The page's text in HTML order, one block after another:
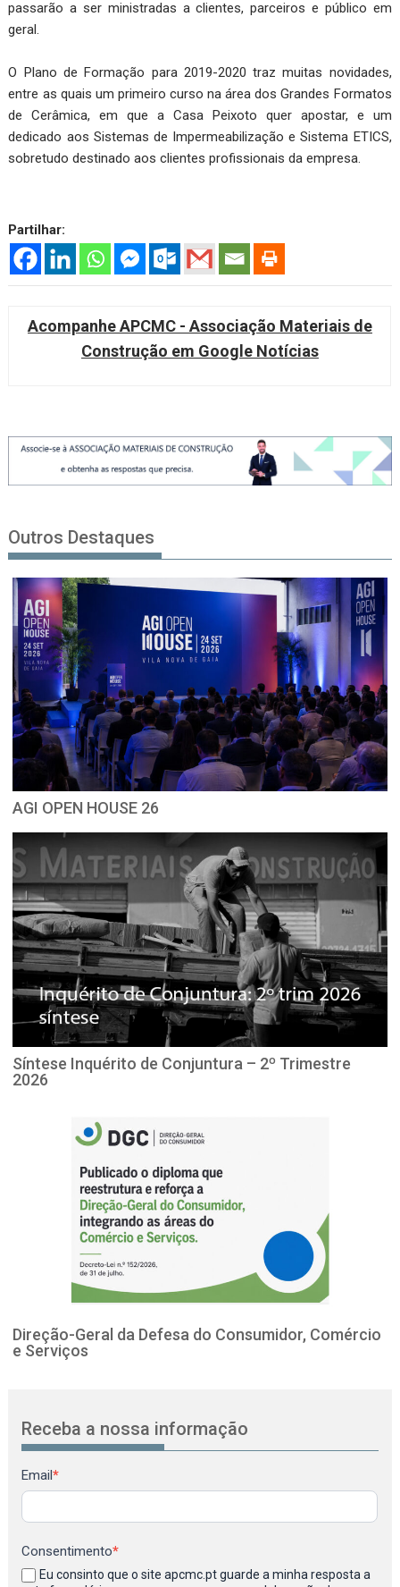
passarão a ser ministradas a clientes, parceiros e público em
geral.
O Plano de Formação para 2019-2020 traz muitas novidades,
entre as quais um primeiro curso na área dos Grandes Formatos
de Cerâmica, em que a Casa Peixoto quer apostar, e um
dedicado aos Sistemas de Impermeabilização e Sistema ETICS,
sobretudo destinado aos clientes profissionais da empresa.
Partilhar:
Acompanhe APCMC - Associação Materiais de
Construção em Google Notícias
Outros Destaques
AGI OPEN HOUSE 26
Síntese Inquérito de Conjuntura – 2º Trimestre
2026
Direção-Geral da Defesa do Consumidor, Comércio
e Serviços
Receba a nossa informação
Newsletter
Email*
Consentimento*
Eu consinto que o site apcmc.pt guarde a minha resposta a